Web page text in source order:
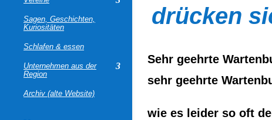
Sagen, Geschichten,
Kuriositäten
Schlafen & essen
Unternehmen aus der
Region
Archiv (alte Website)
drücken
Sehr geehrte
sehr geehrte
wie es leider so oft